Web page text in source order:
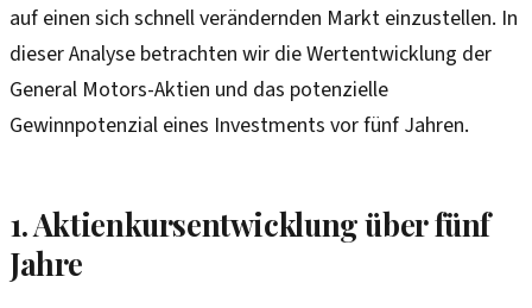
auf einen sich schnell verändernden Markt einzustellen. In
dieser Analyse betrachten wir die Wertentwicklung der
General Motors-Aktien und das potenzielle
Gewinnpotenzial eines Investments vor fünf Jahren.
1. Aktienkursentwicklung über fünf
Jahre